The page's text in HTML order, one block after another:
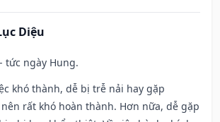
Diệu
- tức ngày Hung.
khó thành, dễ bị trễ nải hay gặp
rất khó hoàn thành. Hơn nữa, dễ gặp